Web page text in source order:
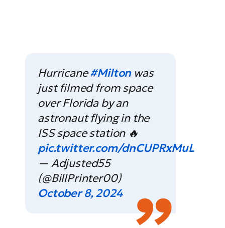
Hurricane#Miltonwas
just filmed from space
over Florida by an
astronaut flying in the
ISS space station 🔥
pic.twitter.com/dnCUPRxMuL
— Adjusted55
(@BillPrinter00)
October 8, 2024